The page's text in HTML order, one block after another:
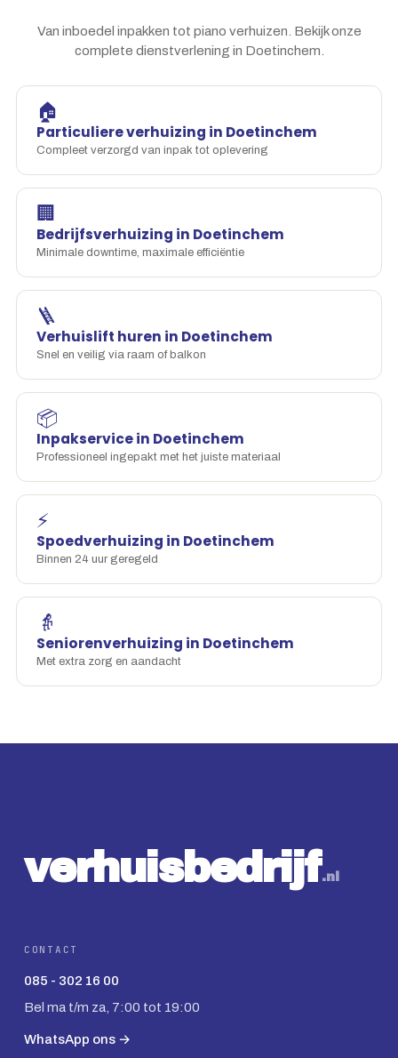
Van inboedel inpakken tot piano verhuizen. Bekijk onze
complete dienstverlening in Doetinchem.
🏠
Particuliere verhuizing in Doetinchem
Compleet verzorgd van inpak tot oplevering
🏢
Bedrijfsverhuizing in Doetinchem
Minimale downtime, maximale efficiëntie
🪜
Verhuislift huren in Doetinchem
Snel en veilig via raam of balkon
📦
Inpakservice in Doetinchem
Professioneel ingepakt met het juiste materiaal
⚡
Spoedverhuizing in Doetinchem
Binnen 24 uur geregeld
👵
Seniorenverhuizing in Doetinchem
Met extra zorg en aandacht
verhuisbed rijf .nl
CONTACT
085 - 302 16 00
Bel ma t/m za, 7:00 tot 19:00
WhatsApp ons →